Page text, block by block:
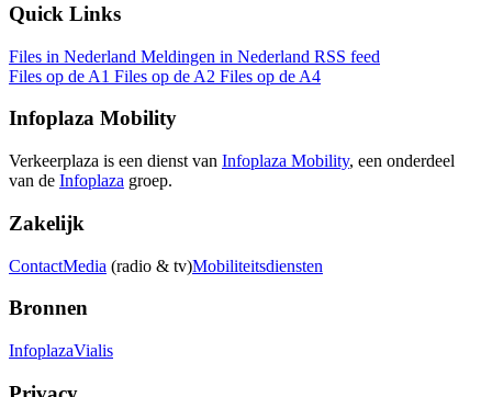
Quick Links
Files in Nederland Meldingen in Nederland RSS feed
Files op de A1 Files op de A2 Files op de A4
Infoplaza Mobility
Verkeerplaza is een dienst van Infoplaza Mobility, een onderdeel
van de Infoplaza groep.
Zakelijk
ContactMedia (radio & tv)Mobiliteitsdiensten
Bronnen
InfoplazaVialis